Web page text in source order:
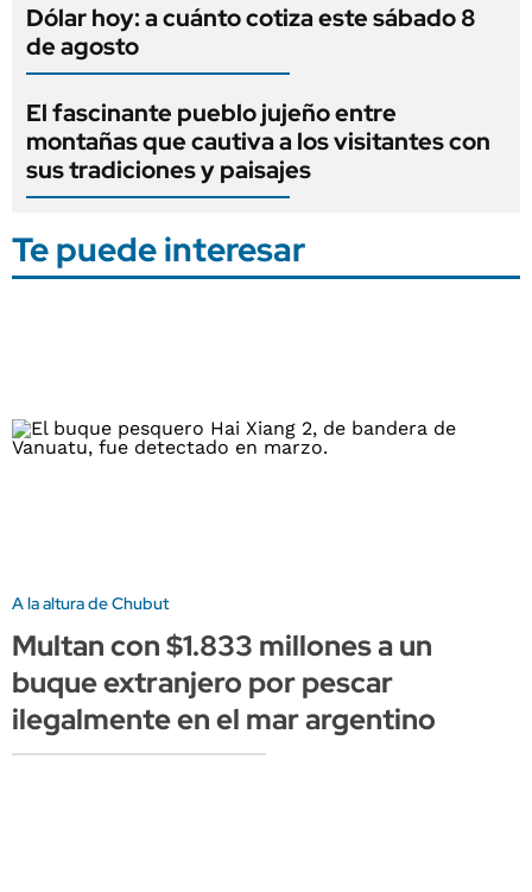
Dólar hoy: a cuánto cotiza este sábado 8
de agosto
El fascinante pueblo jujeño entre
montañas que cautiva a los visitantes con
sus tradiciones y paisajes
Te puede interesar
A la altura de Chubut
Multan con $1.833 millones a un
buque extranjero por pescar
ilegalmente en el mar argentino